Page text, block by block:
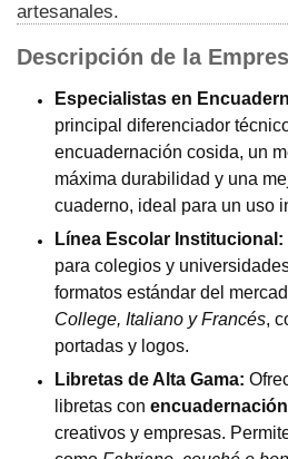
artesanales.
Descripción de la
Especialistas en
principal diferenciador
encuadernación cosida, un
máxima durabilidad y una
cuaderno, ideal para un uso
Línea Escolar Institucional:
para colegios y
formatos estándar del
College, Italiano y Francés,
portadas y logos.
Libretas de Alta Gama:
libretas con
creativos y empresas.